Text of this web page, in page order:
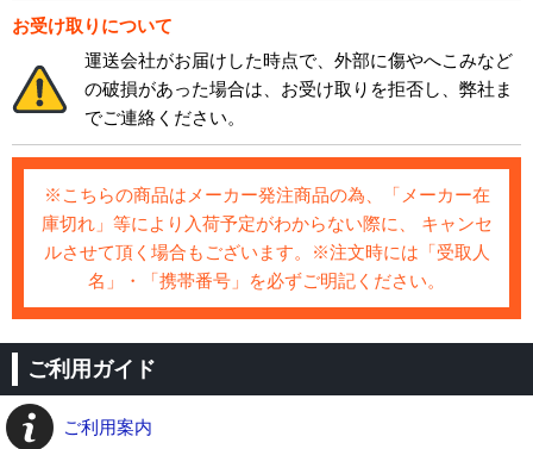
お受け取りについて
運送会社がお届けした時点で、外部に傷やへこみなど
の破損があった場合は、お受け取りを拒否し、弊社ま
でご連絡ください。
※こちらの商品はメーカー発注商品の為、「メーカー在
庫切れ」等により入荷予定がわからない際に、 キャンセ
ルさせて頂く場合もございます。※注文時には「受取人
名」・「携帯番号」を必ずご明記ください。
ご利用ガイド
ご利用案内